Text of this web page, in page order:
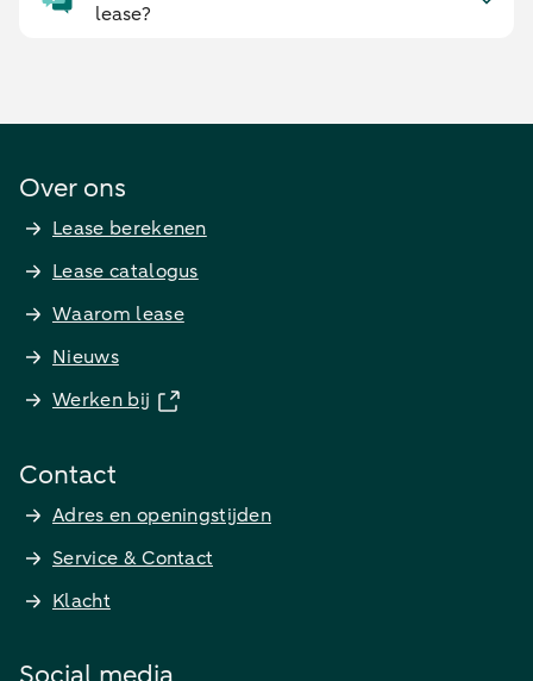
lease?
Over ons
Lease berekenen
Lease catalogus
Waarom lease
Nieuws
Werken bij
Contact
Adres en openingstijden
Service & Contact
Klacht